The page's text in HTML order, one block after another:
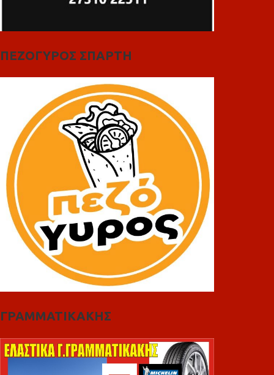
ΠΕΖΟΓΥΡΟΣ ΣΠΑΡΤΗ
ΓΡΑΜΜΑΤΙΚΑΚΗΣ